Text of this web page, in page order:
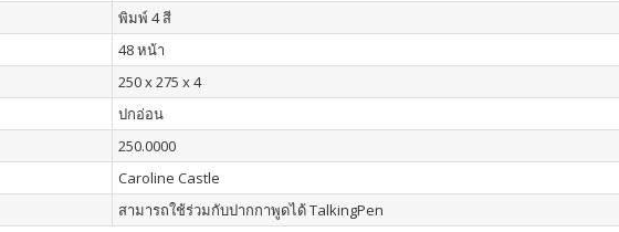
พิมพ์ 4 สี
48 หน้า
250 x 275 x 4
ปกอ่อน
250.0000
Caroline Castle
สามารถใช้ร่วมกับปากกาพูดได้ TalkingPen